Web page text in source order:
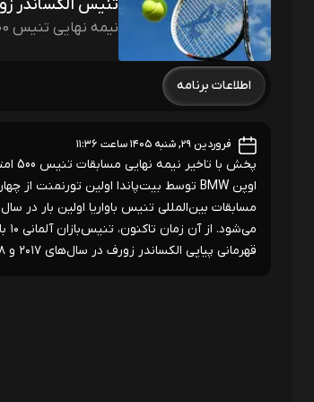
تنیس الکساندر
نیمه نهایی تنیس 500 امتیازی آزاد مونیخ
اطلاعات برنامه
فروردین ۲۹, شنبه ۱۴۰۵ ساعت ۱۱:۳۶
پخش با تاخیر نیمه نهایی مسابقات تنیس 500 امتیازی آزاد مونیخ
قهرمانی پیاپی الکساندر زورف در سال‌های ۲۰۱۷ و ۲۰۱۸. در سال ۲۰۲۵، این مسابقات ارتقا پیدا می‌کند و به سطح ATP 500 خواهد رسید.